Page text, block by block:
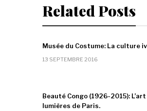
Related Posts
Musée du Costume: La culture
13 SEPTEMBRE 2016
Beauté Congo (1926-2015):
lumières de Paris.